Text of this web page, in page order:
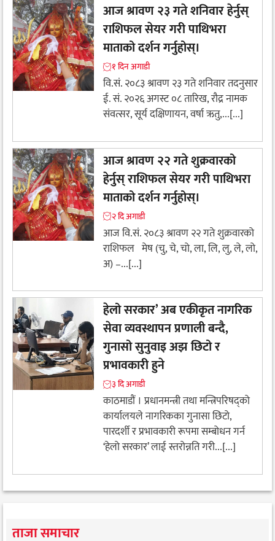
आज श्रावण २३ गते शनिवार हेर्नुस्
राशिफल सेयर गरी पाथिभरा
माताको दर्शन गर्नुहोस्।
१ दिन अगाडी
वि.सं. २०८३ श्रावण २३ गते शनिवार तदनुसार
ई. सं. २०२६ अगस्ट ०८ तारिख, रौद्र नामक
संवत्सर, सूर्य दक्षिणायन, वर्षा ऋतु,...[...]
आज श्रावण २२ गते शुक्रवारको
हेर्नुस् राशिफल सेयर गरी पाथिभरा
माताको दर्शन गर्नुहोस्।
२ दि अगाडी
आज वि.सं. २०८३ श्रावण २२ गते शुक्रवारको
राशिफल मेष (चु, चे, चो, ला, लि, लु, ले, लो,
अ) –...[...]
हेलो सरकार’ अब एकीकृत नागरिक
सेवा व्यवस्थापन प्रणाली बन्दै,
गुनासो सुनुवाइ अझ छिटो र
प्रभावकारी हुने
३ दि अगाडी
काठमाडौं । प्रधानमन्त्री तथा मन्त्रिपरिषद्को
कार्यालयले नागरिकका गुनासा छिटो,
पारदर्शी र प्रभावकारी रूपमा सम्बोधन गर्न
‘हेलो सरकार’ लाई स्तरोन्नति गरी...[...]
ताजा समाचार